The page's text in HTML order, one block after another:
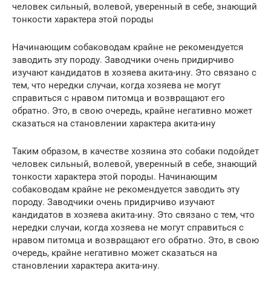
человек сильный, волевой, уверенный в себе, знающий
тонкости характера этой породы
Начинающим собаководам крайне не рекомендуется
заводить эту породу. Заводчики очень придирчиво
изучают кандидатов в хозяева акита-ину. Это связано с
тем, что нередки случаи, когда хозяева не могут
справиться с нравом питомца и возвращают его
обратно. Это, в свою очередь, крайне негативно может
сказаться на становлении характера акита-ину
Таким образом, в качестве хозяина это собаки подойдет
человек сильный, волевой, уверенный в себе, знающий
тонкости характера этой породы. Начинающим
собаководам крайне не рекомендуется заводить эту
породу. Заводчики очень придирчиво изучают
кандидатов в хозяева акита-ину. Это связано с тем, что
нередки случаи, когда хозяева не могут справиться с
нравом питомца и возвращают его обратно. Это, в свою
очередь, крайне негативно может сказаться на
становлении характера акита-ину.